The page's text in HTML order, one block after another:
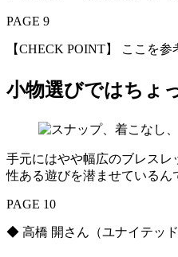
PAGE 9
【CHECK POINT】 ここを
小物選びではちょ
手元にはやや幅広のブレス
性ある遊びを潜ませているん
PAGE 10
◆ 高橋 開さん（ユナイテッ